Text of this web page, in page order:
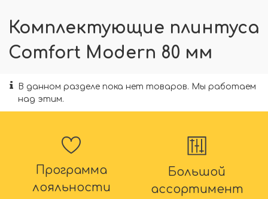
Комплектующие плинтуса
Comfort Modern 80 мм
В данном разделе пока нет товаров. Мы работаем
над этим.
Программа
лояльности
Большой
ассортимент